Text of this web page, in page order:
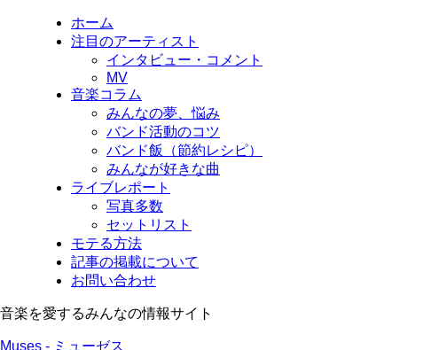
ホーム
注目のアーティスト
インタビュー・コメント
MV
音楽コラム
みんなの夢、悩み
バンド活動のコツ
バンド飯（節約レシピ）
みんなが好きな曲
ライブレポート
写真多数
セットリスト
モテる方法
記事の掲載について
お問い合わせ
音楽を愛するみんなの情報サイト
Muses - ミューゼス